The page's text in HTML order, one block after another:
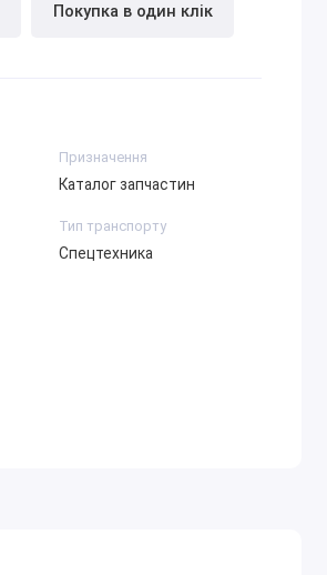
Покупка в один клік
Призначення
Каталог запчастин
Тип транспорту
Спецтехника